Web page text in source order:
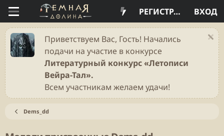
ВХОД
РЕГИСТРАЦИЯ
Приветствуем Вас, Гость! Начались
подачи на участие в конкурсе
Литературный конкурс «Летописи
Вейра-Тал».
Всем участникам желаем удачи!
Dems_dd